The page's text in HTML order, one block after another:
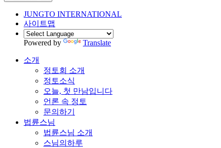
JUNGTO INTERNATIONAL
사이트맵
Powered by Translate
소개
정토회 소개
정토소식
오늘, 첫 만남입니다
언론 속 정토
문의하기
법륜스님
법륜스님 소개
스님의하루